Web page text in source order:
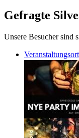
Gefragte
Unsere Besucher sind